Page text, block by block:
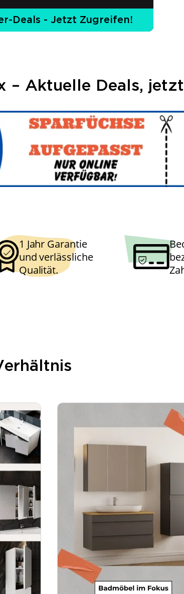
Deals - Jetzt Zugreifen!
– Aktuelle Deals,
1 Jahr Garantie
und verlässliche
Qualität.